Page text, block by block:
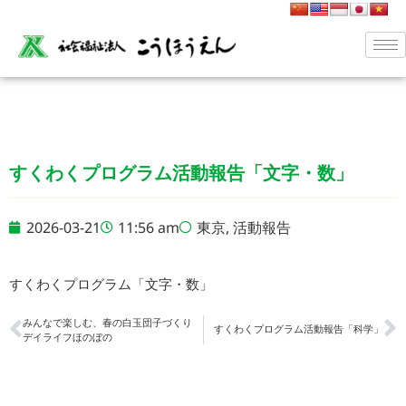
すくわくプログラム活動報告「文字・数」
2026-03-21 11:56 am 東京, 活動報告
すくわくプログラム「文字・数」
みんなで楽しむ、春の白玉団子づくり
デイライフほのぼの
すくわくプログラム活動報告「科学」